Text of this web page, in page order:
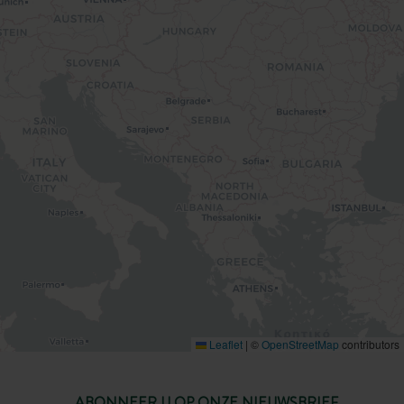
Leaflet | ©OpenStreetMap contributors